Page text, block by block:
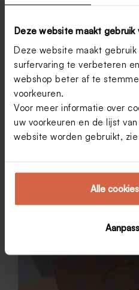
Deze website maakt gebruik
Deze website maakt gebruik
surfervaring te verbeteren
webshop beter af te
voorkeuren.
Voor meer informatie over
uw voorkeuren en de lijst
website worden gebruikt, zie
Alle
3 x babykamer inspiratie.
Een van de leukste dingen
is het inrichten van de
voor de papa of de opa, maar
leuk moment om je creativiteit
Geboorte
Ina